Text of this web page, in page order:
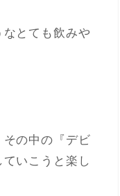
とても飲みや
その中の『デビ
いこうと楽し